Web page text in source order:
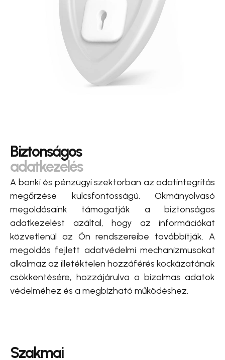
Biztonságos
adatkezelés
A banki és pénzügyi szektorban az adatintegritás
megőrzése kulcsfontosságú. Okmányolvasó
megoldásaink támogatják a biztonságos
adatkezelést azáltal, hogy az információkat
közvetlenül az Ön rendszereibe továbbítják. A
megoldás fejlett adatvédelmi mechanizmusokat
alkalmaz az illetéktelen hozzáférés kockázatának
csökkentésére, hozzájárulva a bizalmas adatok
védelméhez és a megbízható működéshez.
Szakmai